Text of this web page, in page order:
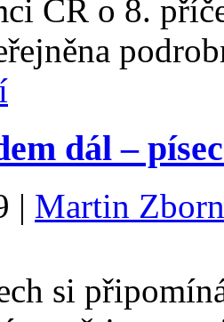
ČR o 8.
dál –
| Martin
si